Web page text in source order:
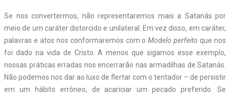
Se nos convertermos, não representaremos mais a Satanás por
meio de um caráter distorcido e unilateral. Em vez disso, em caráter,
palavras e atos nos conformaremos com oModelo perfeito que nos
foi dado na vida de Cristo. A menos que sigamos esse exemplo,
nossas práticas erradas nos encerrarão nas armadilhas de Satanás.
Não podemos nos dar ao luxo de flertar com o tentador – de persistir
em um hábito errôneo, de acariciar um pecado preferido. Se